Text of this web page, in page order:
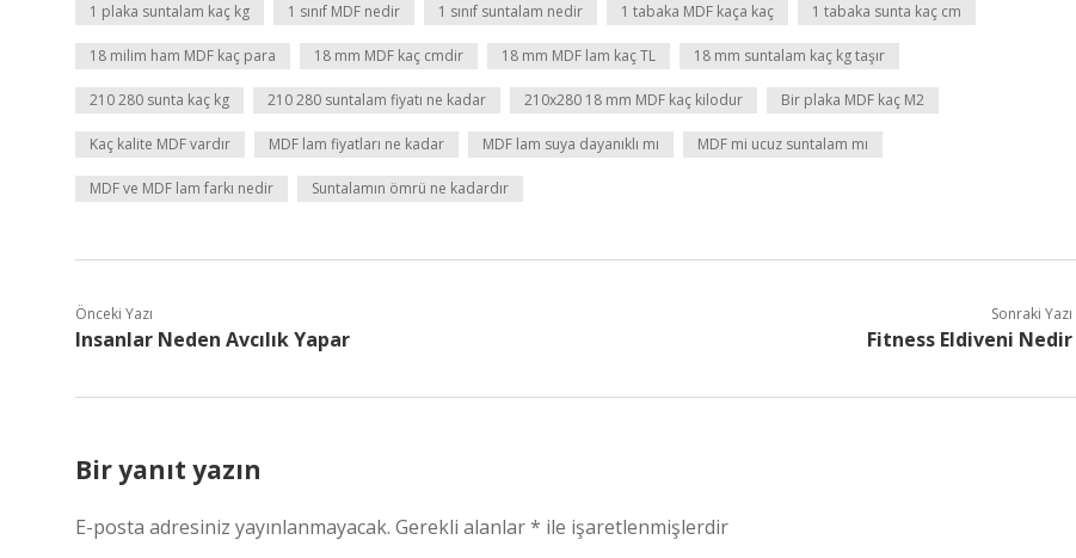
1 plaka suntalam kaç kg 1 sınıf MDF nedir 1 sınıf suntalam nedir 1 tabaka MDF kaça kaç 1 tabaka sunta kaç cm
18 milim ham MDF kaç para 18 mm MDF kaç cmdir 18 mm MDF lam kaç TL 18 mm suntalam kaç kg taşır
210 280 sunta kaç kg 210 280 suntalam fiyatı ne kadar 210x280 18 mm MDF kaç kilodur Bir plaka MDF kaç M2
Kaç kalite MDF vardır MDF lam fiyatları ne kadar MDF lam suya dayanıklı mı MDF mi ucuz suntalam mı
MDF ve MDF lam farkı nedir Suntalamın ömrü ne kadardır
Önceki Yazı
Insanlar Neden Avcılık Yapar
Sonraki Yazı
Fitness Eldiveni Nedir
Bir yanıt yazın
E-posta adresiniz yayınlanmayacak. Gerekli alanlar* ile işaretlenmişlerdir